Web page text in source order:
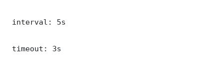
interval: 5s
timeout: 3s